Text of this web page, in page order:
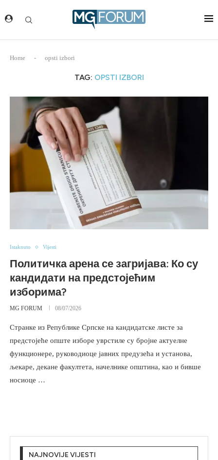
Home - opsti izbori
TAG: OPSTI IZBORI
Istaknuto Vijesti
Политичка арена се загријава: Ко су
кандидати на предстојећим
изборима?
MG FORUM 08/07/2026
Странке из Републике Српске на кандидатске листе за
предстојеће опште изборе уврстиле су бројне актуелне
функционере, руководиоце јавних предузећа и установа,
љекаре, декане факултета, начелнике општина, као и бивше
носиоце …
NAJNOVIJE VIJESTI